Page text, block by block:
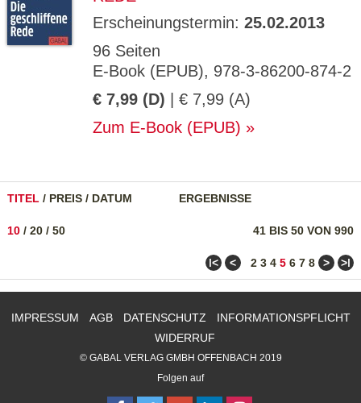
Erscheinungstermin: 25.02.2013
96 Seiten
E-Book (EPUB), 978-3-86200-874-2
€ 7,99 (D) | € 7,99 (A)
Zum E-Book (EPUB)
TITEL / PREIS / DATUM ERGEBNISSE
41 BIS 50 VON 990
10 / 20 / 50
ǀ< < 2 3 4 5 6 7 8 > >ǀ
IMPRESSUM AGB DATENSCHUTZ
INFORMATIONSPFLICHT
WIDERRUF
© GABAL VERLAG GMBH OFFENBACH 2019
Folgen auf